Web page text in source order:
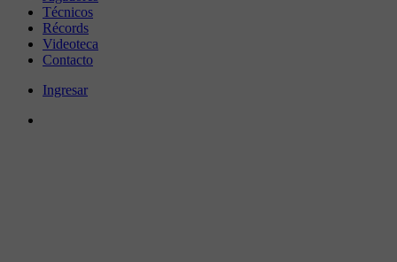
Técnicos
Récords
Videoteca
Contacto
Ingresar